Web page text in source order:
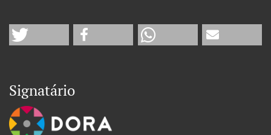
Signatário